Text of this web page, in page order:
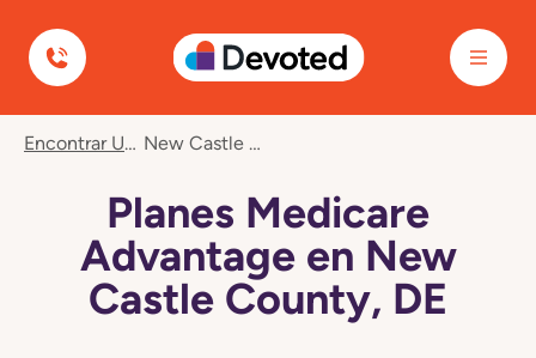
Devoted Health
Encontrar Un Plan New Castle County, DE
Planes Medicare
Advantage en New
Castle County, DE